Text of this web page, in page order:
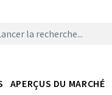
APERÇUS DU MARCHÉ